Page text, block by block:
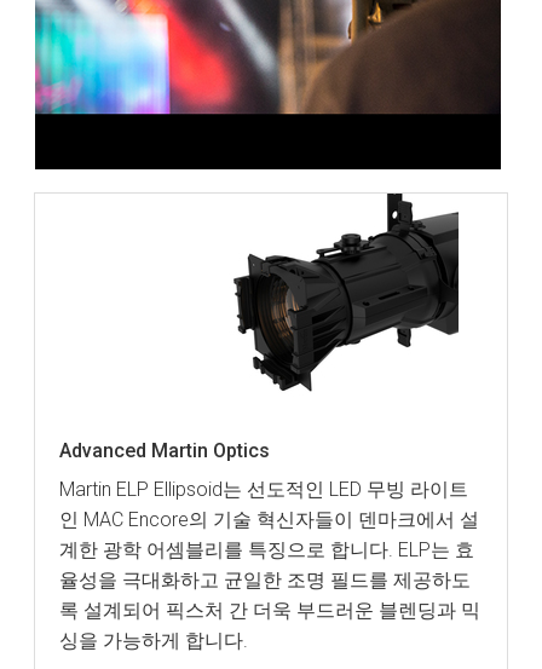
Advanced Martin Optics
Martin ELP Ellipsoid는 선도적인 LED 무빙 라이트
인 MAC Encore의 기술 혁신자들이 덴마크에서 설
계한 광학 어셈블리를 특징으로 합니다. ELP는 효
율성을 극대화하고 균일한 조명 필드를 제공하도
록 설계되어 픽스처 간 더욱 부드러운 블렌딩과 믹
싱을 가능하게 합니다.